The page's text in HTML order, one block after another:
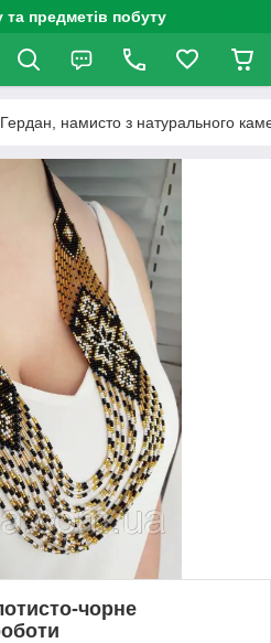
та предметів побуту
Гердан, намисто з натурального
чорне